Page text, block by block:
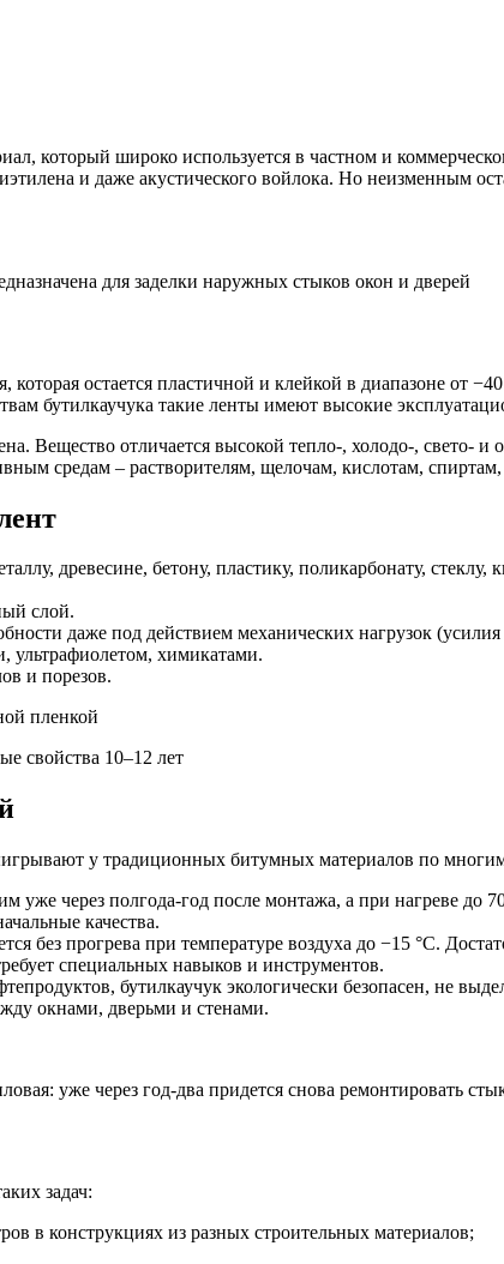
который широко используется в частном и
и даже акустического войлока. Но неизменным
для заделки наружных стыков окон и дверей
которая остается пластичной и клейкой в диапазоне от
бутилкаучука такие ленты имеют высокие
Вещество отличается высокой тепло-, холодо-, свето-
средам – растворителям, щелочам, кислотам,
древесине, бетону, пластику, поликарбонату, стеклу,
слой.
даже под действием механических нагрузок
ультрафиолетом, химикатами.
и порезов.
свойства 10–12 лет
у традиционных битумных материалов по
уже через полгода-год после монтажа, а при нагреве до
качества.
без прогрева при температуре воздуха до −15 °С.
специальных навыков и инструментов.
бутилкаучук экологически безопасен, не
окнами, дверьми и стенами.
уже через год-два придется снова ремонтировать
задач:
в конструкциях из разных строительных материалов;